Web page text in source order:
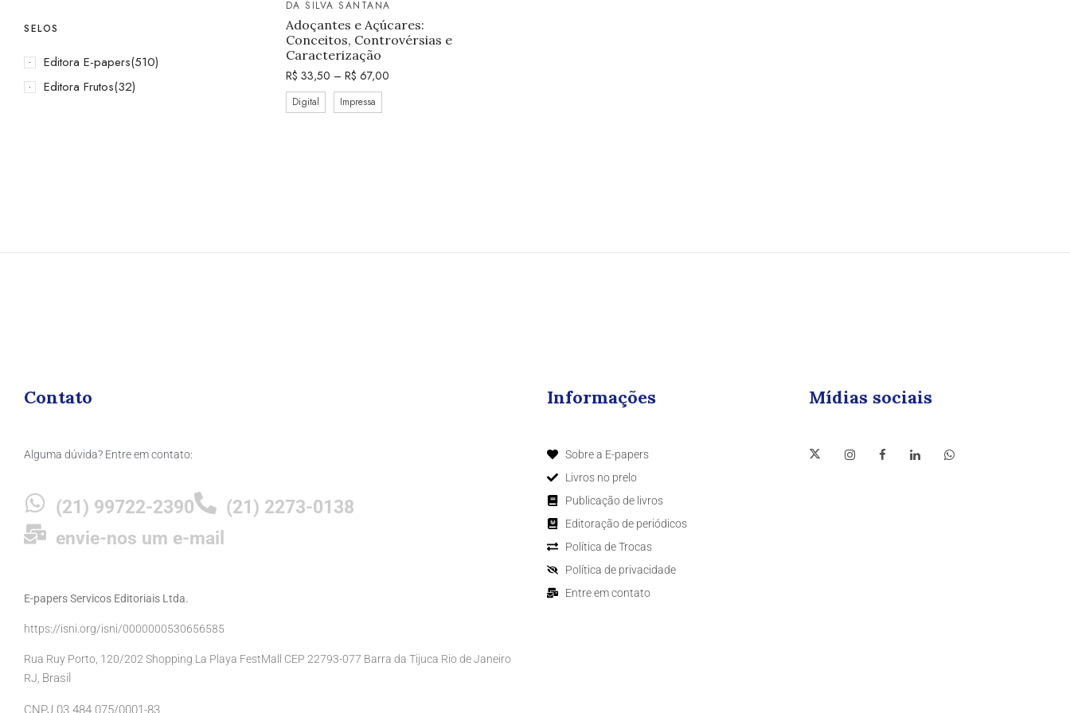
SELOS
Editora E-papers(510)
Editora Frutos(32)
DA SILVA SANTANA
Adoçantes e Açúcares:
Conceitos, Controvérsias e
Caracterização
R$ 33,50 – R$ 67,00
Digital Impressa
Contato
Alguma dúvida? Entre em contato:
(21) 99722-2390
(21) 2273-0138
envie-nos um e-mail
E-papers Servicos Editoriais Ltda.
https://isni.org/isni/0000000530656585
Rua Ruy Porto, 120/202 Shopping La Playa FestMall CEP 22793-077 Barra da Tijuca Rio de Janeiro
RJ, Brasil
CNPJ 03.484.075/0001-83
Informações
Sobre a E-papers
Livros no prelo
Publicação de livros
Editoração de periódicos
Política de Trocas
Política de privacidade
Entre em contato
Mídias sociais